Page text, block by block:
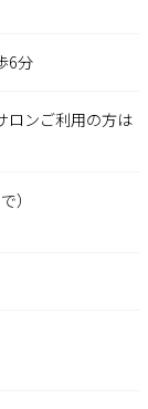
6分
ロンご利用の方は
）